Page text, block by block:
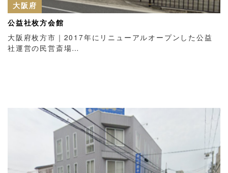
大阪府
公益社枚方会館
大阪府枚方市｜2017年にリニューアルオープンした公益
社運営の民営斎場…